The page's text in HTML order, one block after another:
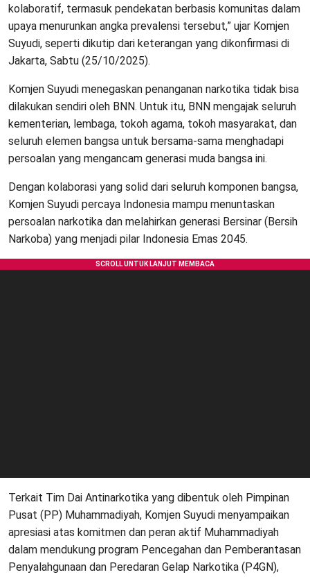
kolaboratif, termasuk pendekatan berbasis komunitas dalam
upaya menurunkan angka prevalensi tersebut,” ujar Komjen
Suyudi, seperti dikutip dari keterangan yang dikonfirmasi di
Jakarta, Sabtu (25/10/2025).
Komjen Suyudi menegaskan penanganan narkotika tidak bisa
dilakukan sendiri oleh BNN. Untuk itu, BNN mengajak seluruh
kementerian, lembaga, tokoh agama, tokoh masyarakat, dan
seluruh elemen bangsa untuk bersama-sama menghadapi
persoalan yang mengancam generasi muda bangsa ini.
Dengan kolaborasi yang solid dari seluruh komponen bangsa,
Komjen Suyudi percaya Indonesia mampu menuntaskan
persoalan narkotika dan melahirkan generasi Bersinar (Bersih
Narkoba) yang menjadi pilar Indonesia Emas 2045.
Terkait Tim Dai Antinarkotika yang dibentuk oleh Pimpinan
Pusat (PP) Muhammadiyah, Komjen Suyudi menyampaikan
apresiasi atas komitmen dan peran aktif Muhammadiyah
dalam mendukung program Pencegahan dan Pemberantasan
Penyalahgunaan dan Peredaran Gelap Narkotika (P4GN),